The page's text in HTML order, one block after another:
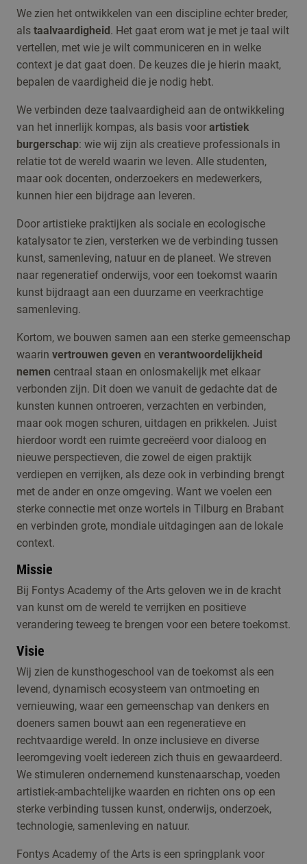
We zien het ontwikkelen van een discipline echter breder,
als taalvaardigheid. Het gaat erom wat je met je taal wilt
vertellen, met wie je wilt communiceren en in welke
context je dat gaat doen. De keuzes die je hierin maakt,
bepalen de vaardigheid die je nodig hebt.
We verbinden deze taalvaardigheid aan de ontwikkeling
van het innerlijk kompas, als basis voor artistiek
burgerschap: wie wij zijn als creatieve professionals in
relatie tot de wereld waarin we leven. Alle studenten,
maar ook docenten, onderzoekers en medewerkers,
kunnen hier een bijdrage aan leveren.
Door artistieke praktijken als sociale en ecologische
katalysator te zien, versterken we de verbinding tussen
kunst, samenleving, natuur en de planeet. We streven
naar regeneratief onderwijs, voor een toekomst waarin
kunst bijdraagt aan een duurzame en veerkrachtige
samenleving.
Kortom, we bouwen samen aan een sterke gemeenschap
waarin vertrouwen geven en verantwoordelijkheid
nemen centraal staan en onlosmakelijk met elkaar
verbonden zijn. Dit doen we vanuit de gedachte dat de
kunsten kunnen ontroeren, verzachten en verbinden,
maar ook mogen schuren, uitdagen en prikkelen. Juist
hierdoor wordt een ruimte gecreëerd voor dialoog en
nieuwe perspectieven, die zowel de eigen praktijk
verdiepen en verrijken, als deze ook in verbinding brengt
met de ander en onze omgeving. Want we voelen een
sterke connectie met onze wortels in Tilburg en Brabant
en verbinden grote, mondiale uitdagingen aan de lokale
context.
Missie
Bij Fontys Academy of the Arts geloven we in de kracht
van kunst om de wereld te verrijken en positieve
verandering teweeg te brengen voor een betere toekomst.
Visie
Wij zien de kunsthogeschool van de toekomst als een
levend, dynamisch ecosysteem van ontmoeting en
vernieuwing, waar een gemeenschap van denkers en
doeners samen bouwt aan een regeneratieve en
rechtvaardige wereld. In onze inclusieve en diverse
leeromgeving voelt iedereen zich thuis en gewaardeerd.
We stimuleren ondernemend kunstenaarschap, voeden
artistiek-ambachtelijke waarden en richten ons op een
sterke verbinding tussen kunst, onderwijs, onderzoek,
technologie, samenleving en natuur.
Fontys Academy of the Arts is een springplank voor